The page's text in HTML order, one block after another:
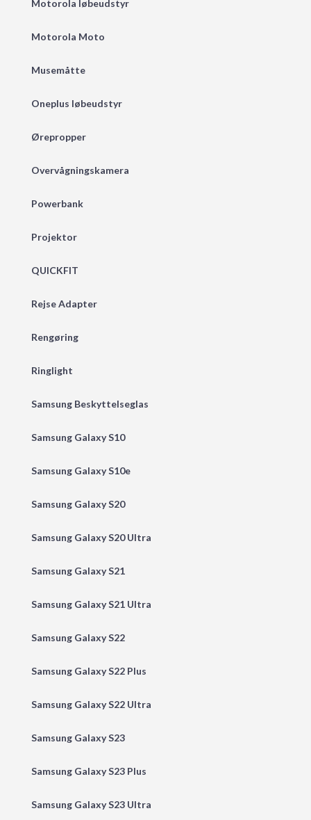
Motorola løbeudstyr
Motorola Moto
Musemåtte
Oneplus løbeudstyr
Ørepropper
Overvågningskamera
Powerbank
Projektor
QUICKFIT
Rejse Adapter
Rengøring
Ringlight
Samsung Beskyttelseglas
Samsung Galaxy S10
Samsung Galaxy S10e
Samsung Galaxy S20
Samsung Galaxy S20 Ultra
Samsung Galaxy S21
Samsung Galaxy S21 Ultra
Samsung Galaxy S22
Samsung Galaxy S22 Plus
Samsung Galaxy S22 Ultra
Samsung Galaxy S23
Samsung Galaxy S23 Plus
Samsung Galaxy S23 Ultra